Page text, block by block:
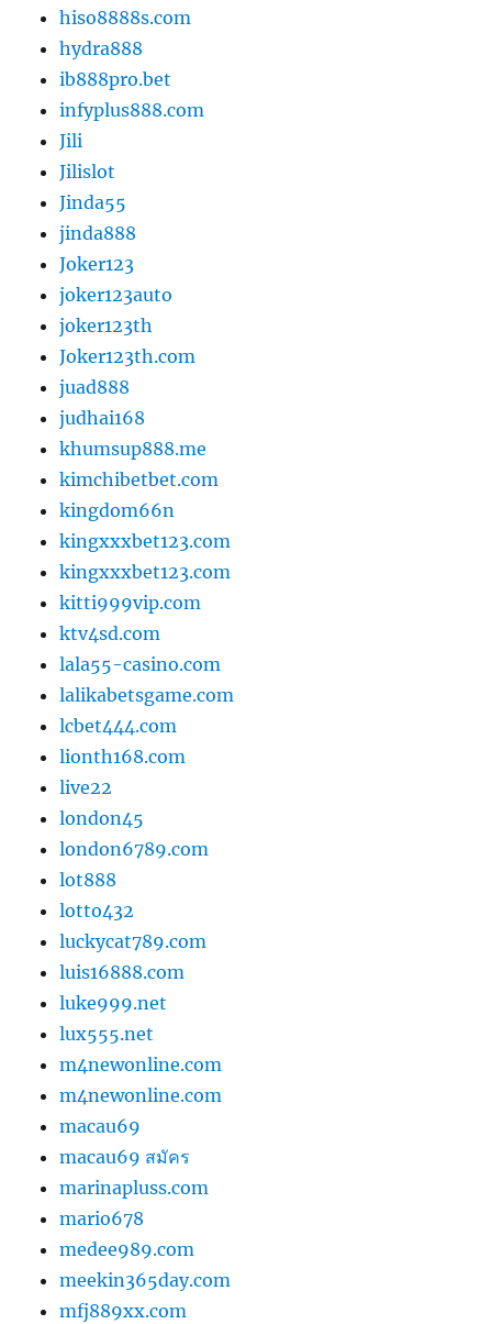
hiso8888s.com
hydra888
ib888pro.bet
infyplus888.com
Jili
Jilislot
Jinda55
jinda888
Joker123
joker123auto
joker123th
Joker123th.com
juad888
judhai168
khumsup888.me
kimchibetbet.com
kingdom66n
kingxxxbet123.com
kingxxxbet123.com
kitti999vip.com
ktv4sd.com
lala55-casino.com
lalikabetsgame.com
lcbet444.com
lionth168.com
live22
london45
london6789.com
lot888
lotto432
luckycat789.com
luis16888.com
luke999.net
lux555.net
m4newonline.com
m4newonline.com
macau69
macau69 สมัคร
marinapluss.com
mario678
medee989.com
meekin365day.com
mfj889xx.com